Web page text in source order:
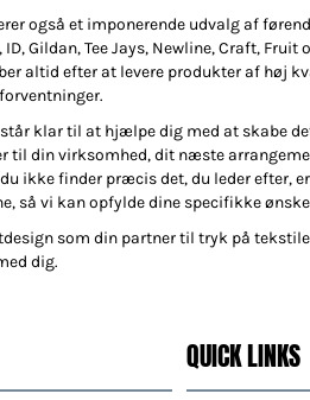
også et imponerende udvalg af
Gildan, Tee Jays, Newline, Craft, Fruit
altid efter at levere produkter af høj
klar til at hjælpe dig med at skabe
til din virksomhed, dit næste
ikke finder præcis det, du leder efter,
så vi kan opfylde dine specifikke
som din partner til tryk på
dig.
QUICK LINKS